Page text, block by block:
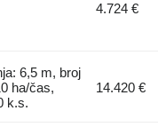
4.724 €
6,5 m, broj
ha/čas,
k.s.
14.420 €